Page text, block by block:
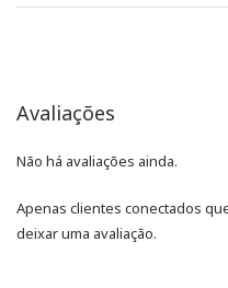
Avaliações
Não há avaliações ainda.
Apenas clientes conectados
deixar uma avaliação.